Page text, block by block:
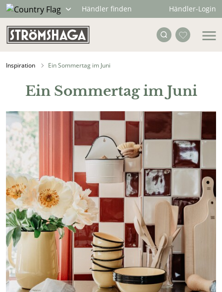
Händler finden Händler-Login
Inspiration Ein Sommertag im Juni
Ein Sommertag im Juni